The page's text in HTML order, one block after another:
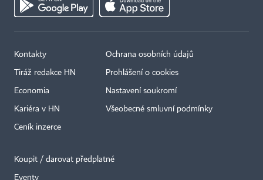
Kontakty
Tiráž redakce HN
Economia
Kariéra v HN
Ceník inzerce
Ochrana osobních údajů
Prohlášení o cookies
Nastavení soukromí
Všeobecné smluvní podmínky
Koupit / darovat předplatné
Eventy